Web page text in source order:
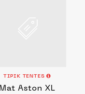
TIPIK TENTES
Mat Aston XL